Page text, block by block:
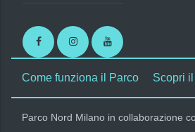
FacebookInstagramYoutube
Come funziona il Parco Scopri
Parco Nord Milano in collaborazione